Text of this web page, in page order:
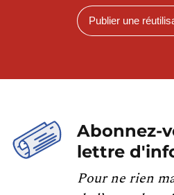
Publier une
Abonnez-
lettre
Pour ne rien